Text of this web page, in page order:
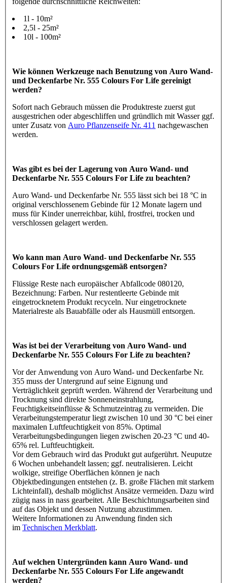
1l - 10m²
2,5l - 25m²
10l - 100m²
Wie können Werkzeuge nach Benutzung von Auro Wand-
und Deckenfarbe Nr. 555 Colours For Life gereinigt
werden?
Sofort nach Gebrauch müssen die Produktreste zuerst gut
ausgestrichen oder abgeschliffen und gründlich mit Wasser ggf.
unter Zusatz von Auro Pflanzenseife Nr. 411 nachgewaschen
werden.
Was gibt es bei der Lagerung von Auro Wand- und
Deckenfarbe Nr. 555 Colours For Life zu beachten?
Auro Wand- und Deckenfarbe Nr. 555 lässt sich bei 18 °C in
original verschlossenem Gebinde für 12 Monate lagern und
muss für Kinder unerreichbar, kühl, frostfrei, trocken und
verschlossen gelagert werden.
Wo kann man Auro Wand- und Deckenfarbe Nr. 555
Colours For Life ordnungsgemäß entsorgen?
Flüssige Reste nach europäischer Abfallcode 080120,
Bezeichnung: Farben. Nur restentleerte Gebinde mit
eingetrocknetem Produkt recyceln. Nur eingetrocknete
Materialreste als Bauabfälle oder als Hausmüll entsorgen.
Was ist bei der Verarbeitung von Auro Wand- und
Deckenfarbe Nr. 555 Colours For Life zu beachten?
Vor der Anwendung von Auro Wand- und Deckenfarbe Nr.
355 muss der Untergrund auf seine Eignung und
Verträglichkeit geprüft werden. Während der Verarbeitung und
Trocknung sind direkte Sonneneinstrahlung,
Feuchtigkeitseinflüsse & Schmutzeintrag zu vermeiden. Die
Verarbeitungstemperatur liegt zwischen 10 und 30 °C bei einer
maximalen Luftfeuchtigkeit von 85%. Optimal
Verarbeitungsbedingungen liegen zwischen 20-23 °C und 40-
65% rel. Luftfeuchtigkeit.
Vor dem Gebrauch wird das Produkt gut aufgerührt. Neuputze
6 Wochen unbehandelt lassen; ggf. neutralisieren. Leicht
wolkige, streifige Oberflächen können je nach
Objektbedingungen entstehen (z. B. große Flächen mit starkem
Lichteinfall), deshalb möglichst Ansätze vermeiden. Dazu wird
zügig nass in nass gearbeitet. Alle Beschichtungsarbeiten sind
auf das Objekt und dessen Nutzung abzustimmen.
Weitere Informationen zu Anwendung finden sich
im Technischen Merkblatt.
Auf welchen Untergründen kann Auro Wand- und
Deckenfarbe Nr. 555 Colours For Life angewandt
werden?